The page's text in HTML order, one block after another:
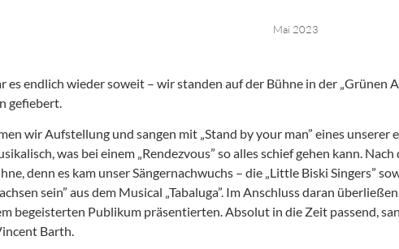
Mai 2023
es endlich wieder soweit – wir standen auf der Bühne in der „Grünen
gefiebert.
wir Aufstellung und sangen mit „Stand by your man” eines unserer
was bei einem „Rendezvous” so alles schief gehen kann.
denn es kam unser Sängernachwuchs – die „Little Biski Singers”
sein” aus dem Musical „Tabaluga”. Im Anschluss daran
begeisterten Publikum präsentierten. Absolut in die Zeit passend,
Barth.